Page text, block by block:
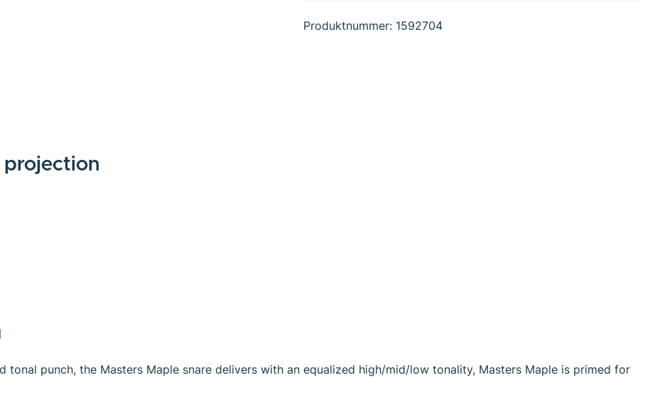
Produktnummer: 1592704
projection
tonal punch, the Masters Maple snare delivers with an equalized high/mid/low tonality, Masters Maple is primed for